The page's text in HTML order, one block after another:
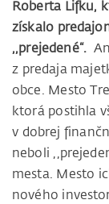
Roberta Lifku,
získalo
,,prejedené“.
z predaja
obce. Mesto
ktorá postihla
v dobrej
neboli
mesta. Mesto
nového